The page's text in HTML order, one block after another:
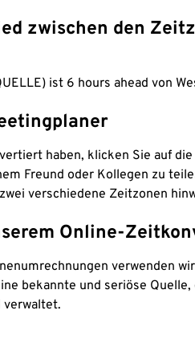
zwischen den
ist 6 hours ahead von
haben, klicken Sie auf
Freund oder Kollegen zu
verschiedene Zeitzonen
Online-
verwenden
bekannte und seriöse